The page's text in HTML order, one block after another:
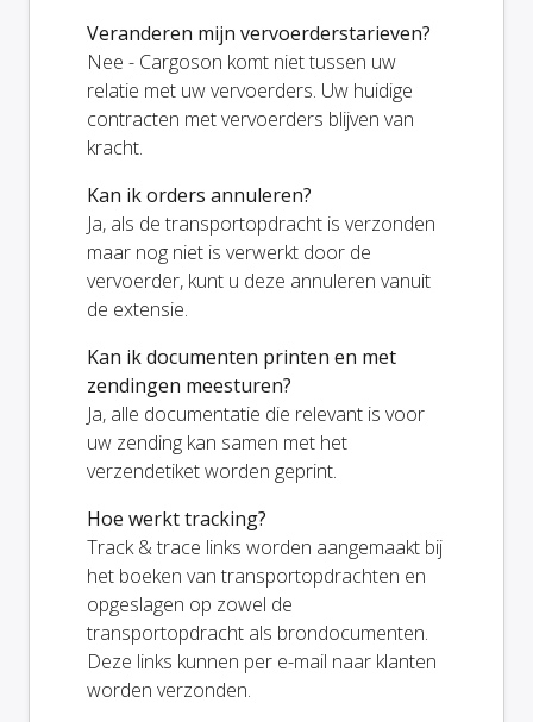
Veranderen mijn vervoerderstarieven?
Nee - Cargoson komt niet tussen uw
relatie met uw vervoerders. Uw huidige
contracten met vervoerders blijven van
kracht.
Kan ik orders annuleren?
Ja, als de transportopdracht is verzonden
maar nog niet is verwerkt door de
vervoerder, kunt u deze annuleren vanuit
de extensie.
Kan ik documenten printen en met
zendingen meesturen?
Ja, alle documentatie die relevant is voor
uw zending kan samen met het
verzendetiket worden geprint.
Hoe werkt tracking?
Track & trace links worden aangemaakt bij
het boeken van transportopdrachten en
opgeslagen op zowel de
transportopdracht als brondocumenten.
Deze links kunnen per e-mail naar klanten
worden verzonden.